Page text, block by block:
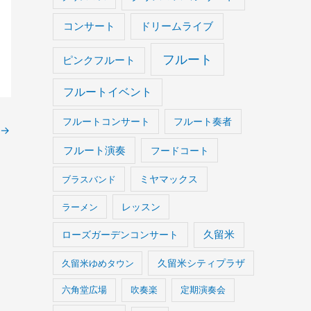
→
コンサート ドリームライブ
ピンクフルート フルート
フルートイベント
フルートコンサート フルート奏者
フルート演奏 フードコート
ブラスバンド ミヤマックス
ラーメン レッスン
ローズガーデンコンサート 久留米
久留米ゆめタウン 久留米シティプラザ
六角堂広場 吹奏楽 定期演奏会